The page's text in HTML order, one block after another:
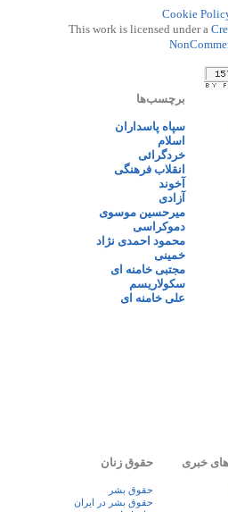
Cookie
This work is licensed under a
برچسب‌ها
سپاه پاسداران
اسلام
خردگرائی
انقلاب فرهنگی
آخوند
آزادی
میرحسین موسوی
دموکراسی
محمود احمدی نژاد
خمینی
مجتبی خامنه ای
سکولاریسم
علی خامنه ای
های خبری حقوق زنان
حقوق بشر
حقوق بشر در ایران